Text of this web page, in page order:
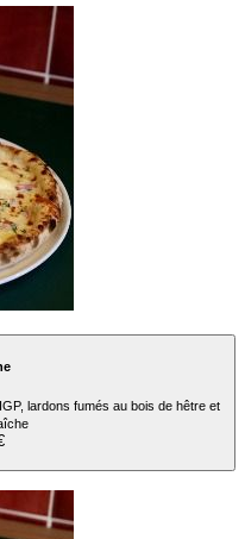
lardons fumés au bois de hêtre et